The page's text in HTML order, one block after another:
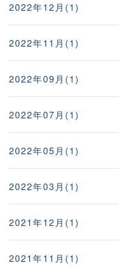
2022年12月(1)
2022年11月(1)
2022年09月(1)
2022年07月(1)
2022年05月(1)
2022年03月(1)
2021年12月(1)
2021年11月(1)